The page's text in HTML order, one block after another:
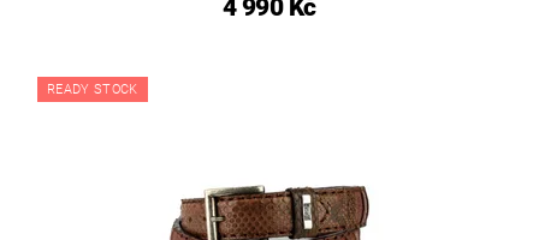
4 990 Kč
READY STOCK